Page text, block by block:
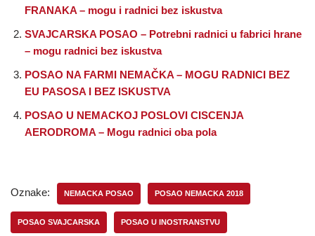
FRANAKA – mogu i radnici bez iskustva
SVAJCARSKA POSAO – Potrebni radnici u fabrici hrane
– mogu radnici bez iskustva
POSAO NA FARMI NEMAČKA – MOGU RADNICI BEZ
EU PASOSA I BEZ ISKUSTVA
POSAO U NEMACKOJ POSLOVI CISCENJA
AERODROMA – Mogu radnici oba pola
Oznake: NEMACKA POSAO POSAO NEMACKA 2018
POSAO SVAJCARSKA POSAO U INOSTRANSTVU